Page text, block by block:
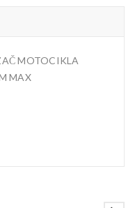
MOTOCIKLA
MAX